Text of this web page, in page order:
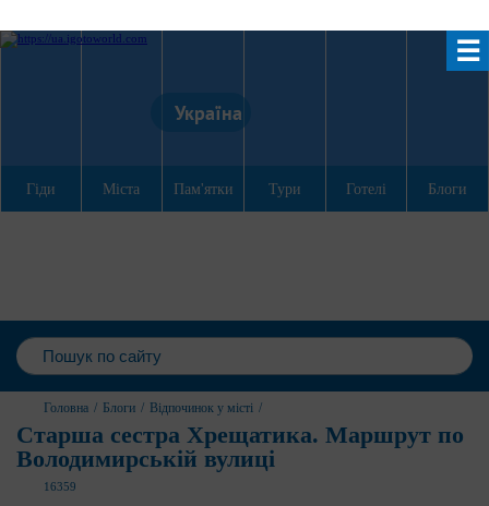
☰
Україна
Гіди Міста Пам'ятки Тури Готелі Блоги
Головна / Блоги / Відпочинок у місті /
Старша сестра Хрещатика. Маршрут по
Володимирській вулиці
16359